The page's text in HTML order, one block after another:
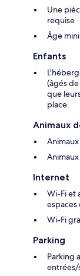
Une
requise
Âge
Enfants
(âgés
que
place.
Animaux
Animaux
Internet
Wi-Fi et
espaces
Wi-Fi
Parking
Parking
entrées/